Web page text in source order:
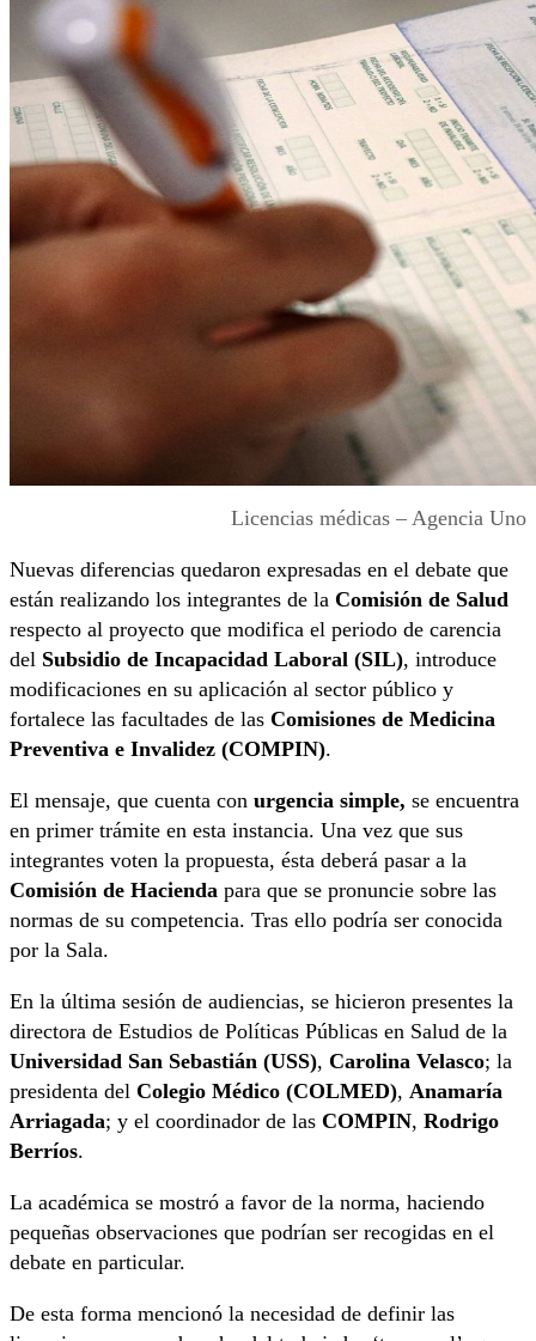
Licencias médicas – Agencia Uno
Nuevas diferencias quedaron expresadas en el debate que
están realizando los integrantes de la Comisión de Salud
respecto al proyecto que modifica el periodo de carencia
del Subsidio de Incapacidad Laboral (SIL), introduce
modificaciones en su aplicación al sector público y
fortalece las facultades de las Comisiones de Medicina
Preventiva e Invalidez (COMPIN).
El mensaje, que cuenta con urgencia simple, se encuentra
en primer trámite en esta instancia. Una vez que sus
integrantes voten la propuesta, ésta deberá pasar a la
Comisión de Hacienda para que se pronuncie sobre las
normas de su competencia. Tras ello podría ser conocida
por la Sala.
En la última sesión de audiencias, se hicieron presentes la
directora de Estudios de Políticas Públicas en Salud de la
Universidad San Sebastián (USS), Carolina Velasco; la
presidenta del Colegio Médico (COLMED), Anamaría
Arriagada; y el coordinador de las COMPIN, Rodrigo
Berríos.
La académica se mostró a favor de la norma, haciendo
pequeñas observaciones que podrían ser recogidas en el
debate en particular.
De esta forma mencionó la necesidad de definir las